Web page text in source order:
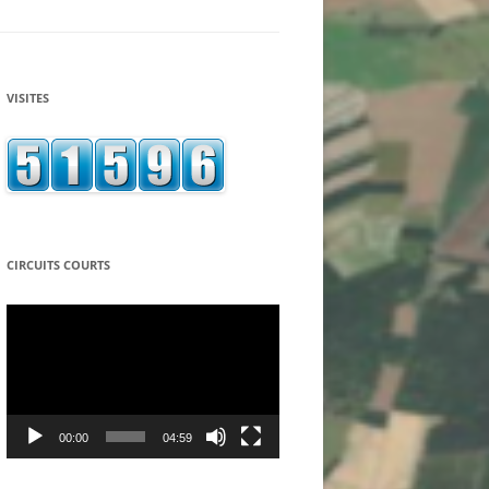
TEPPES A MANCEY
LE SEL – SYSTEME D’ECHANGE
L’EMBARQ – CAFÉ ASSOCIATIF DE
LION D’OR » A SIMANDRE
VISITES
CIRCUITS COURTS
Lecteur
00:00 04:59